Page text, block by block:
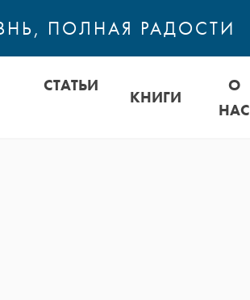
ПОЛНАЯ РАДОСТИ
СТАТЬИ
КНИГИ
О
НАС